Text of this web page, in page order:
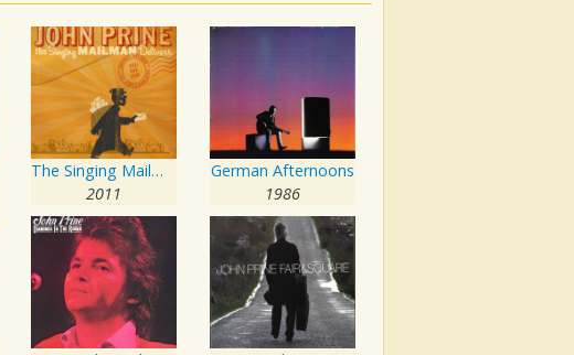
The Singing Mailman Delivers
2011
German Afternoons
1986